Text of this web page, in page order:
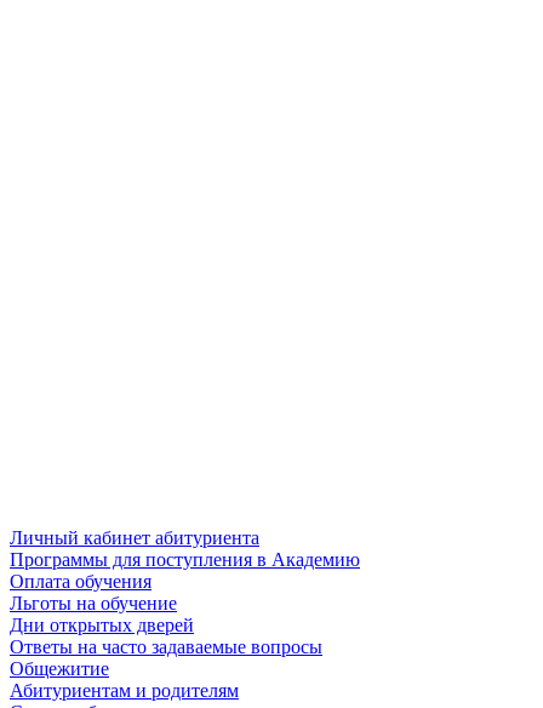
Личный кабинет абитуриента
Программы для поступления в Академию
Оплата обучения
Льготы на обучение
Дни открытых дверей
Ответы на часто задаваемые вопросы
Общежитие
Абитуриентам и родителям